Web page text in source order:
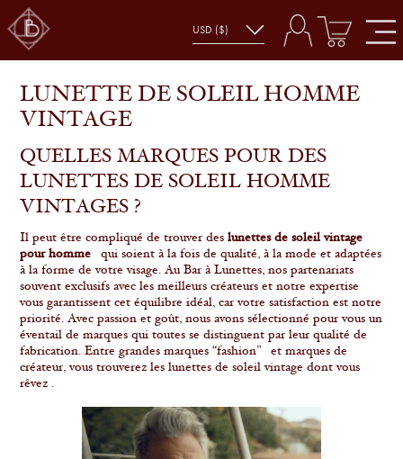
LUNETTE DE SOLEIL HOMME
VINTAGE
QUELLES MARQUES POUR DES
LUNETTES DE SOLEIL HOMME
VINTAGES ?
Il peut être compliqué de trouver deslunettes de soleil vintage
pour hommequi soient à la fois de qualité, à la mode et adaptées
à la forme de votre visage. Au Bar à Lunettes, nos partenariats
souvent exclusifs avec les meilleurs créateurs et notre expertise
vous garantissent cet équilibre idéal, car votre satisfaction est notre
priorité. Avec passion et goût, nous avons sélectionné pour vous un
éventail de marques qui toutes se distinguent par leur qualité de
fabrication. Entre grandes marques “fashion” et marques de
créateur, vous trouverez les lunettes de soleil vintage dont vous
rêvez .